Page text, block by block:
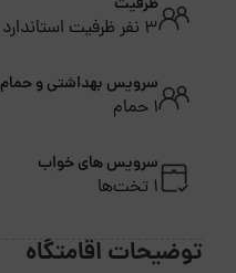
3 نفر ظرفیت استاندارد + 6 نفر اضافه
سرویس بهداشتی و حمام
1 حمام
سرویس های خواب
1 تخت‌ها
توضیحات اقامتگاه